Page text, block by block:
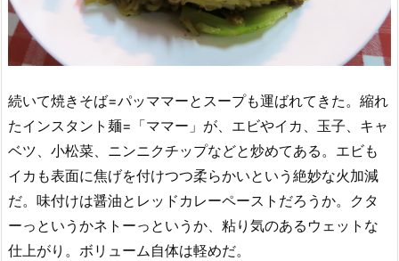
続いて焼きそば=パッママーとスープも運ばれてきた。縮れ
たインスタント麺=「ママー」が、エビやイカ、玉子、キャ
ベツ、小松菜、ニンニクチップなどと炒めてある。エビも
イカも表面に焦げを付けつつ柔らかいという絶妙な火加減
だ。味付けは醤油とレッドカレーペーストだろうか。クタ
ーっというかネトーっというか、粘り気のあるウェットな
仕上がり。ボリューム自体は軽めだ。